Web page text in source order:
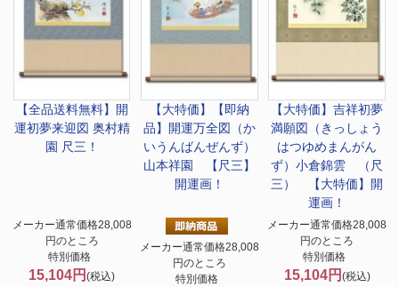
【全品送料無料】 開
運初夢来迎図 奥村精
園 尺三！
メーカー通常価格28,008
円のところ
特別価格
15,104円(税込)
【大特価】
【即納
品】開運万全図（か
いうんばんぜんず）
山本祥園 【尺三】
開運画！
メーカー通常価格28,008
円のところ
特別価格
【大特価】吉祥初夢
満願図（きっしょう
はつゆめまんがん
ず）小倉錦雲 （尺
三） 【大特価】開
運画！
メーカー通常価格28,008
円のところ
特別価格
15,104円 (税込)